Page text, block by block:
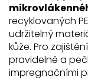
recyklovaných
udržitelný
kůže. Pro
pravidelně a
impregnačními